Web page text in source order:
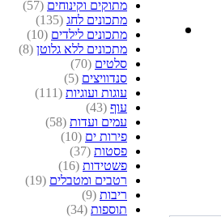
מתוקים וקינוחים (57)
מתכונים לחג (135)
מתכונים לילדים (10)
מתכונים ללא גלוטן (8)
סלטים (70)
סנדוויצים (5)
עוגות ועוגיות (111)
עוף (43)
עמים ועדות (58)
פירות ים (10)
פסטות (37)
פשטידות (16)
רטבים ומטבלים (19)
ריבות (9)
תוספות (34)